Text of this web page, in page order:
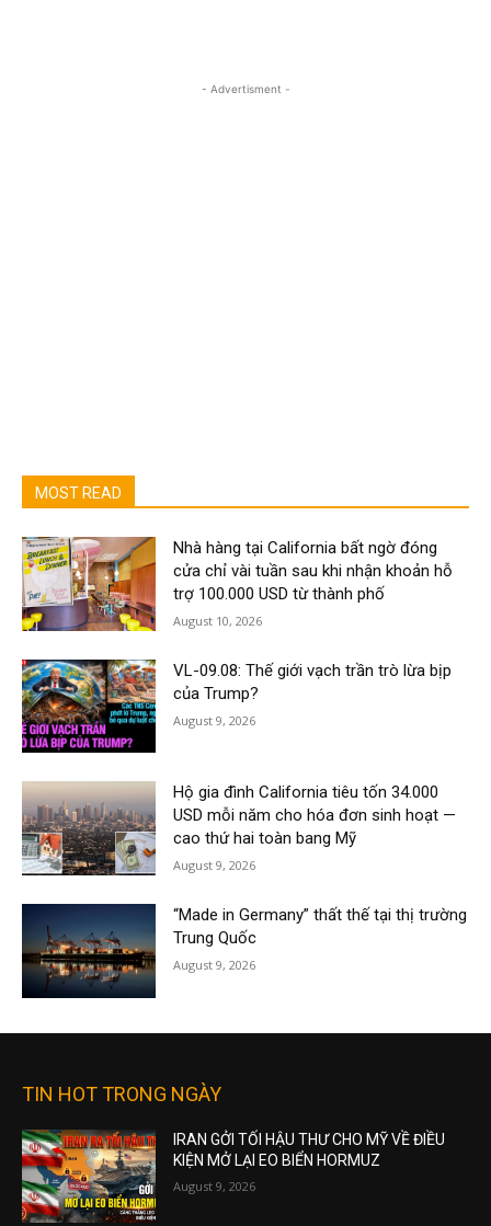
- Advertisment -
MOST READ
Nhà hàng tại California bất ngờ đóng
cửa chỉ vài tuần sau khi nhận khoản hỗ
trợ 100.000 USD từ thành phố
August 10, 2026
VL-09.08: Thế giới vạch trần trò lừa bịp
của Trump?
August 9, 2026
Hộ gia đình California tiêu tốn 34.000
USD mỗi năm cho hóa đơn sinh hoạt —
cao thứ hai toàn bang Mỹ
August 9, 2026
“Made in Germany” thất thế tại thị trường
Trung Quốc
August 9, 2026
TIN HOT TRONG NGÀY
IRAN GỞI TỐI HẬU THƯ CHO MỸ VỀ ĐIỀU
KIỆN MỞ LẠI EO BIỂN HORMUZ
August 9, 2026